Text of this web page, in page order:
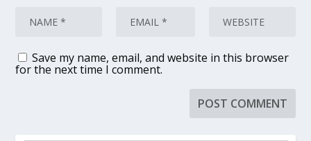
Save my name, email, and website in this browser
for the next time I comment.